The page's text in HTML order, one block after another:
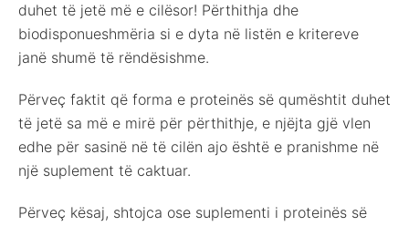
duhet të jetë më e cilësor! Përthithja dhe
biodisponueshmëria si e dyta në listën e kritereve
janë shumë të rëndësishme.
Përveç faktit që forma e proteinës së qumështit duhet
të jetë sa më e mirë për përthithje, e njëjta gjë vlen
edhe për sasinë në të cilën ajo është e pranishme në
një suplement të caktuar.
Përveç kësaj, shtojca ose suplementi i proteinës së